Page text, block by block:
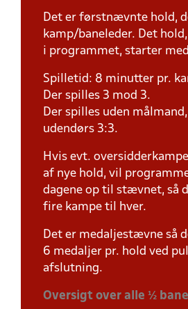
Det er førstnævnte hold,
kamp/baneleder. Det
i programmet, starter
Spilletid: 8 minutter pr.
Der spilles 3 mod 3.
Der spilles uden
udendørs 3:3.
Hvis evt.
af nye hold, vil
dagene op til stævnet, så
fire kampe til hver.
Det er medaljestævne så
6 medaljer pr. hold ved
afslutning.
Oversigt over alle ½